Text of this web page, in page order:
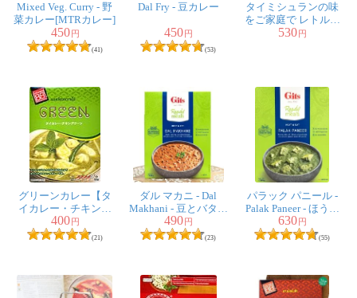
Mixed Veg. Curry - 野
菜カレー[MTRカレー]
450円
(41)
Dal Fry - 豆カレー
450円
(53)
タイミシュランの味
をご家庭で レトルト
マッサマンカレー 2人
530円
グリーンカレー【タ
イカレー・チキン】
160g【KITCHEN88】
400 円
(21)
ダル マカニ - Dal
Makhani - 豆とバター
のカレー 【Gits】
490 円
(23)
パラック パニール -
Palak Paneer - ほうれ
ん草とカッテージチ
ーズのカレー
630 円
(55)